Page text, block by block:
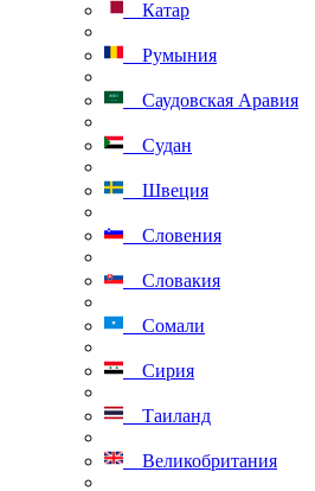
Катар
Румыния
Саудовская Аравия
Судан
Швеция
Словения
Словакия
Сомали
Сирия
Таиланд
Великобритания